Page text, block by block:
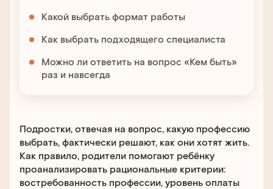
Какой выбрать формат работы
Как выбрать подходящего специалиста
Можно ли ответить на вопрос «Кем быть»
раз и навсегда
Подростки, отвечая на вопрос, какую профессию
выбрать, фактически решают, как они хотят жить.
Как правило, родители помогают ребёнку
проанализировать рациональные критерии:
востребованность профессии, уровень оплаты